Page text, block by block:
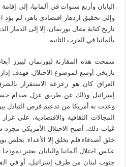
اليابان وأربع سنوات في ألمانيا، إلى
وإلى تحقيق ازدهار اقتصادي باهر، لم
تاريخ كتابة مقال بورنمان، إلا إلى الدمار
بألمانيا في الحرب الثانية.
سمحت هذه المقارنة لبورنمان ليبرز
تاريخي أوسع لموضوع الاحتلال. فهدف
العراق كان هو زعزعة الاستقرار
إسرائيل وذلك عن طريق عزل صدام
وعدت به أمريكا من تدعيم فرص التبادل
المجالات الثقافية والاقتصادية، على
غياب ذلك، أصبح الاحتلال الأمريكي
خلق أصدقاء فلم يخلق إلا الأعداء. يخلص
عكس احتلال ألمانيا واليابان يعتبر
جنوب لبنان من طرف إسرائيل، أو في